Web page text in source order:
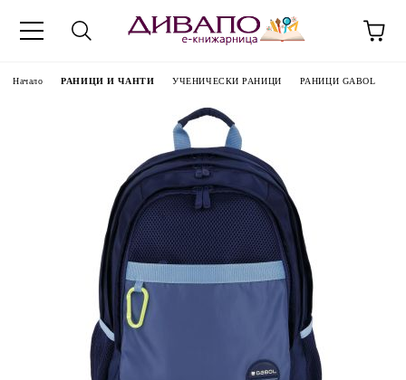
Начало РАНИЦИ И ЧАНТИ УЧЕНИЧЕСКИ РАНИЦИ РАНИЦИ GABOL